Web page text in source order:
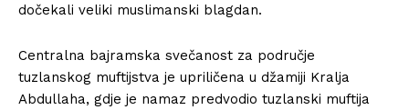
dočekali veliki muslimanski blagdan.
Centralna bajramska svečanost za područje
tuzlanskog muftijstva je upriličena u džamiji Kralja
Abdullaha, gdje je namaz predvodio tuzlanski muftija